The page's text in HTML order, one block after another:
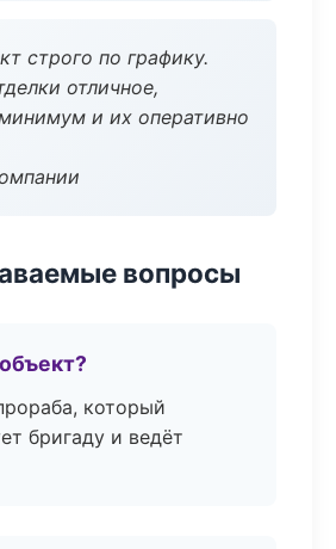
строго по графику.
отличное,
и их оперативно
вопросы
который
бригаду и ведёт